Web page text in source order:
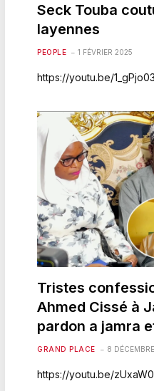
Seck Touba
layennes
PEOPLE 1 FÉVRIER 2025
https://youtu.be/
Tristes
Ahmed Cissé à
pardon a jamra
GRAND PLACE 8
https://youtu.be/